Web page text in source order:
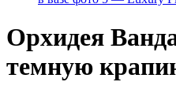
Орхидея
темную